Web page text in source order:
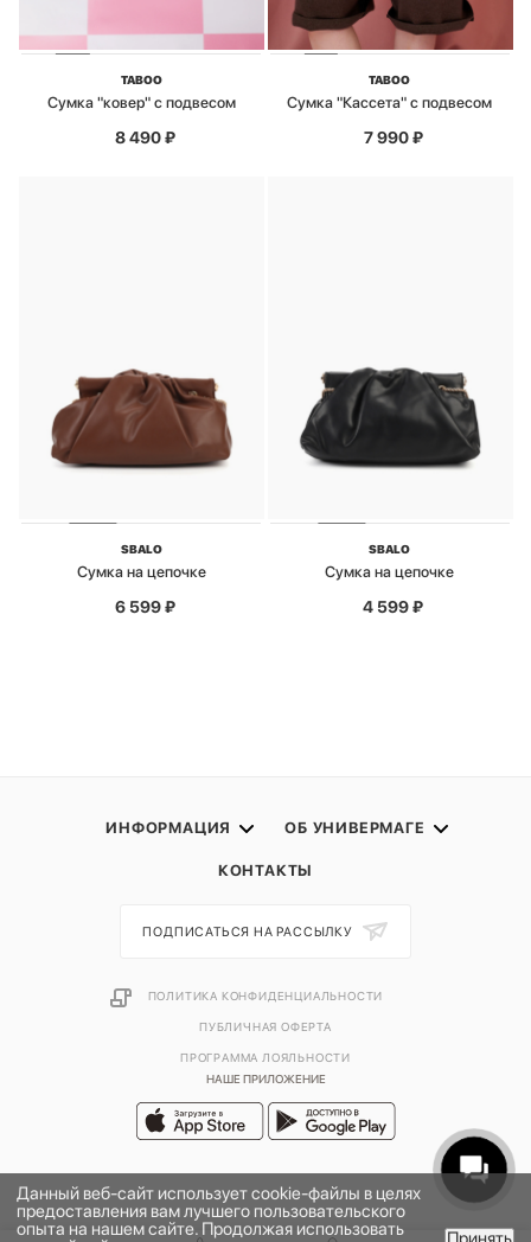
TABOO
Сумка "ковер" с подвесом
8 490₽
TABOO
Сумка "Кассета" с подвесом
7 990₽
SBALO
Сумка на цепочке
6 599₽
SBALO
Сумка на цепочке
4 599₽
ИНФОРМАЦИЯ ОБ УНИВЕРМАГЕ
КОНТАКТЫ
НАШЕ ПРИЛОЖЕНИЕ
ПОДПИСАТЬСЯ НА РАССЫЛКУ
ПОЛИТИКА КОНФИДЕНЦИАЛЬНОСТИ
ПУБЛИЧНАЯ ОФЕРТА
ПРОГРАММА ЛОЯЛЬНОСТИ
Данный веб-сайт использует cookie-файлы в целях
предоставления вам лучшего пользовательского
опыта на нашем сайте. Продолжая использовать